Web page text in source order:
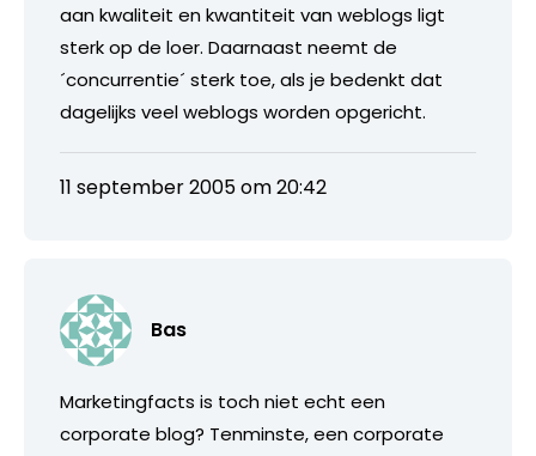
aan kwaliteit en kwantiteit van weblogs ligt
sterk op de loer. Daarnaast neemt de
´concurrentie´ sterk toe, als je bedenkt dat
dagelijks veel weblogs worden opgericht.
11 september 2005 om 20:42
Bas
Marketingfacts is toch niet echt een
corporate blog? Tenminste, een corporate